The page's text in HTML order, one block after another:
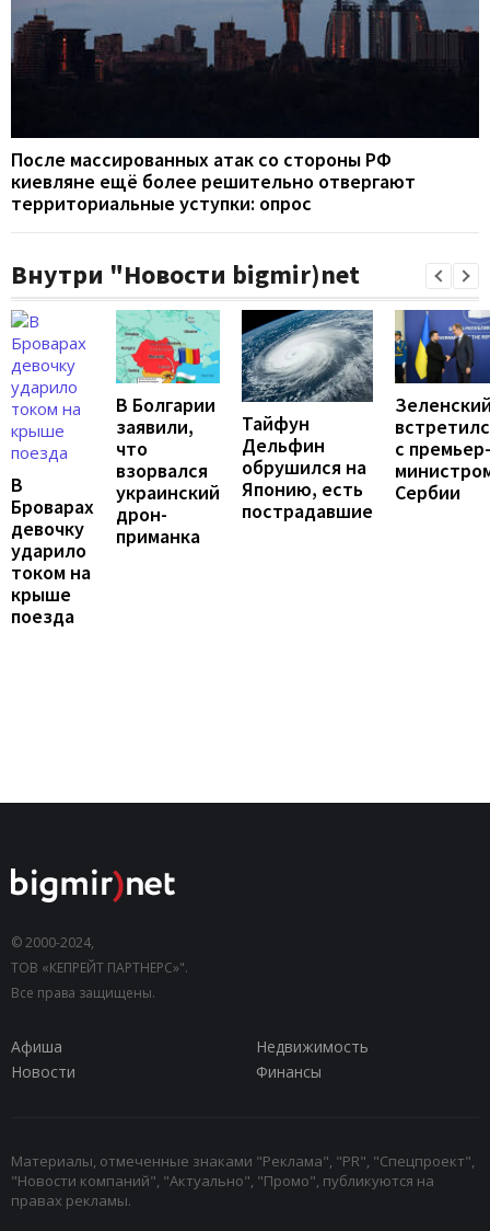
После массированных атак со стороны РФ
киевляне ещё более решительно отвергают
территориальные уступки: опрос
Внутри "Новости bigmir)net
В
Броварах
девочку
ударило
током на
крыше
поезда
В Болгарии
заявили,
что
взорвался
украинский
дрон-
приманка
Тайфун
Дельфин
обрушился на
Японию, есть
пострадавшие
с премьер-
Сербии
© 2000-2024,
ТОВ «КЕПРЕЙТ ПАРТНЕРС»".
Все права защищены.
Афиша
Недвижимость
Новости
Финансы
Материалы, отмеченные знаками "Реклама", "PR", "Спецпроект",
"Новости компаний", "Актуально", "Промо", публикуются на
правах рекламы.